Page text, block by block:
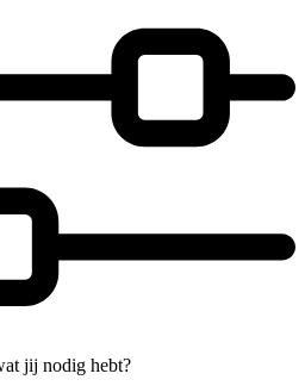
jij nodig hebt?